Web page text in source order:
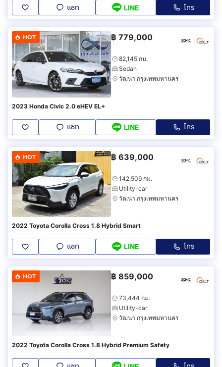
แชท LINE โทร
HOT ฿ 779,000
82,145 กม.
Sedan
วัฒนา กรุงเทพมหานคร
2023 Honda Civic 2.0 eHEV EL+
แชท LINE โทร
HOT ฿ 639,000
142,509 กม.
Utility-car
วัฒนา กรุงเทพมหานคร
2022 Toyota Corolla Cross 1.8 Hybrid Smart
แชท LINE โทร
HOT ฿ 859,000
73,444 กม.
Utility-car
วัฒนา กรุงเทพมหานคร
2022 Toyota Corolla Cross 1.8 Hybrid Premium Safety